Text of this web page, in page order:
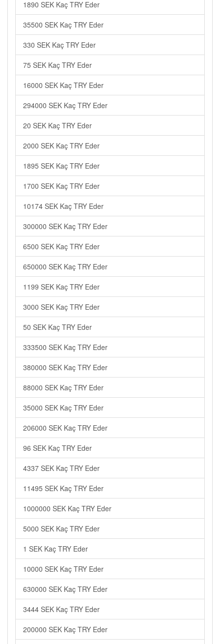
1890 SEK Kaç TRY Eder
35500 SEK Kaç TRY Eder
330 SEK Kaç TRY Eder
75 SEK Kaç TRY Eder
16000 SEK Kaç TRY Eder
294000 SEK Kaç TRY Eder
20 SEK Kaç TRY Eder
2000 SEK Kaç TRY Eder
1895 SEK Kaç TRY Eder
1700 SEK Kaç TRY Eder
10174 SEK Kaç TRY Eder
300000 SEK Kaç TRY Eder
6500 SEK Kaç TRY Eder
650000 SEK Kaç TRY Eder
1199 SEK Kaç TRY Eder
3000 SEK Kaç TRY Eder
50 SEK Kaç TRY Eder
333500 SEK Kaç TRY Eder
380000 SEK Kaç TRY Eder
88000 SEK Kaç TRY Eder
35000 SEK Kaç TRY Eder
206000 SEK Kaç TRY Eder
96 SEK Kaç TRY Eder
4337 SEK Kaç TRY Eder
11495 SEK Kaç TRY Eder
1000000 SEK Kaç TRY Eder
5000 SEK Kaç TRY Eder
1 SEK Kaç TRY Eder
10000 SEK Kaç TRY Eder
630000 SEK Kaç TRY Eder
3444 SEK Kaç TRY Eder
200000 SEK Kaç TRY Eder